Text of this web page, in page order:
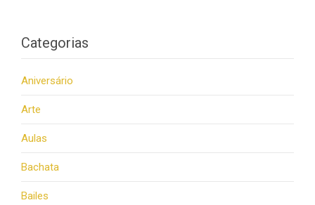
Categorias
Aniversário
Arte
Aulas
Bachata
Bailes